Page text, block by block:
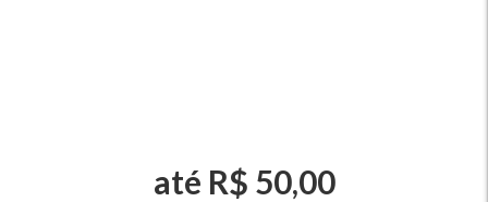
até R$ 50,00